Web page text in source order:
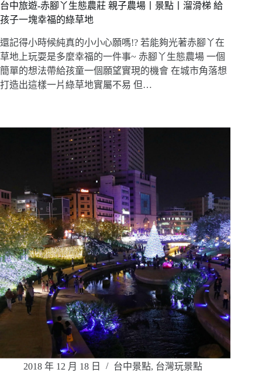
台中旅遊-赤腳丫生態農莊 親子農場丨景點丨溜滑梯 給
孩子一塊幸福的綠草地
還記得小時候純真的小小心願嗎!? 若能夠光著赤腳丫在
草地上玩耍是多麼幸福的一件事~ 赤腳丫生態農場 一個
簡單的想法帶給孩童一個願望實現的機會 在城市角落想
打造出這樣一片綠草地實屬不易 但…
2018 年 12 月 18 日 台中景點, 台灣玩景點